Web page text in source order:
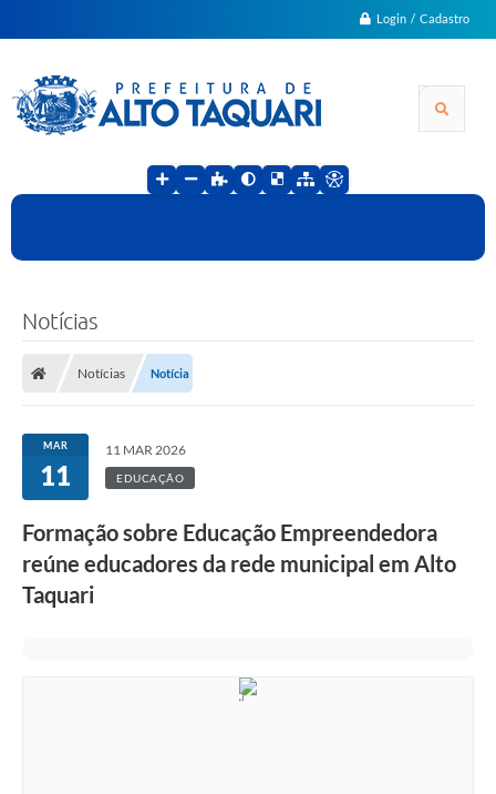
Login / Cadastro
Notícias
Notícias Notícia
MAR
11
11 MAR 2026
EDUCAÇÃO
Formação sobre Educação Empreendedora
reúne educadores da rede municipal em Alto
Taquari